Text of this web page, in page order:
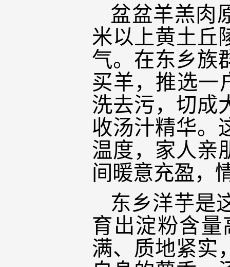
盆盆羊羔肉
米以上黄土丘
气。在东乡族
买羊，推选一
洗去污，切成
收汤汁精华。
温度，家人亲
间暖意充盈
东乡洋芋是
育出淀粉含
满、质地紧实